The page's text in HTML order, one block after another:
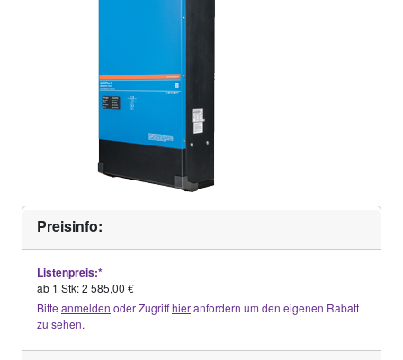
Preisinfo:
Listenpreis:*
ab 1 Stk: 2 585,00 €
Bitte anmelden oder Zugriffhieranfordern um den eigenen Rabatt
zu sehen.